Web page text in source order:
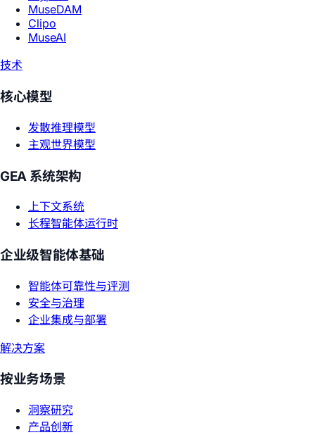
MuseDAM
Clipo
MuseAI
技术
核心模型
发散推理模型
主观世界模型
GEA 系统架构
上下文系统
长程智能体运行时
企业级智能体基础
智能体可靠性与评测
安全与治理
企业集成与部署
解决方案
按业务场景
洞察研究
产品创新